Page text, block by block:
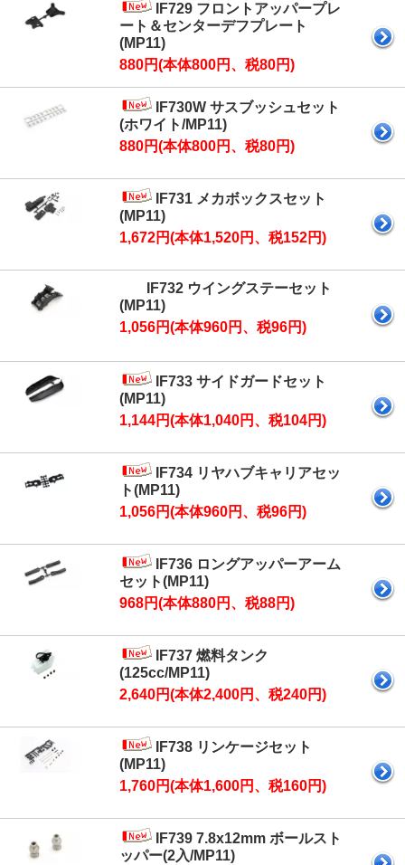
IF729 フロントアッパープレ
ート＆センターデフプレート
(MP11)
880円(本体800円、税80円)
IF730W サスブッシュセット
(ホワイト/MP11)
880円(本体800円、税80円)
IF731 メカボックスセット
(MP11)
1,672円(本体1,520円、税152円)
IF732 ウイングステーセット
(MP11)
1,056円(本体960円、税96円)
IF733 サイドガードセット
(MP11)
1,144円(本体1,040円、税104円)
IF734 リヤハブキャリアセッ
ト(MP11)
1,056円(本体960円、税96円)
IF736 ロングアッパーアーム
セット(MP11)
968円(本体880円、税88円)
IF737 燃料タンク
(125cc/MP11)
2,640円(本体2,400円、税240円)
IF738 リンケージセット
(MP11)
1,760円(本体1,600円、税160円)
IF739 7.8x12mm ボールスト
ッパー(2入/MP11)